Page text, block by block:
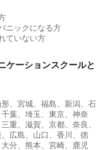
ニックになる方
ていない方
ケーションスクールと
、宮城、福島、新潟、石
葉、埼玉、東京、神奈
重、滋賀、京都、奈良、
広島、山口、香川、徳
分、熊本、宮崎、鹿児